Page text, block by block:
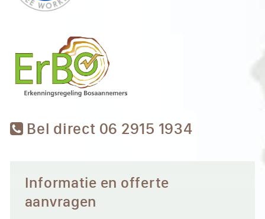
Bel direct 06 2915 1934
Informatie en offerte
aanvragen